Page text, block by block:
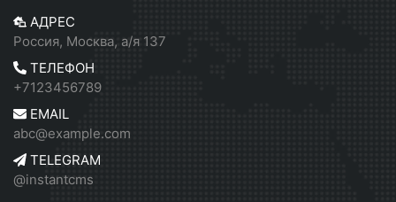
АДРЕС
Россия, Москва, а/я 137
ТЕЛЕФОН
+7123456789
EMAIL
abc@example.com
TELEGRAM
@instantcms